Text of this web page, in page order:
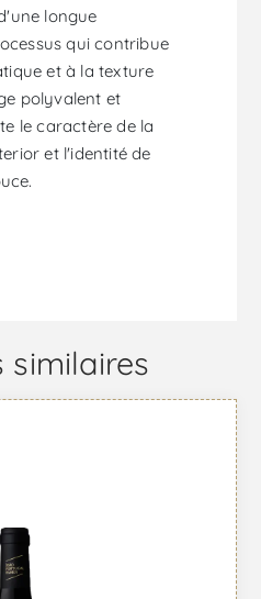
longue
qui contribue
et à la texture
polyvalent et
le caractère de la
et l'identité de
similaires